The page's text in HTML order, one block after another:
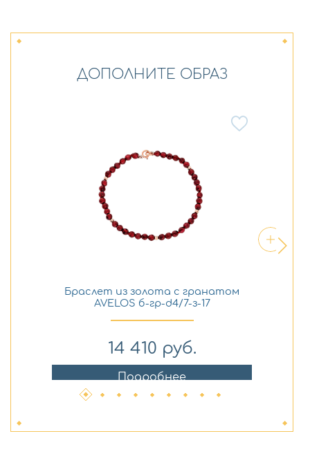
ДОПОЛНИТЕ ОБРАЗ
Браслет из золота с гранатом
AVELOS б-гр-d4/7-з-17
14 410 руб.
Подробнее